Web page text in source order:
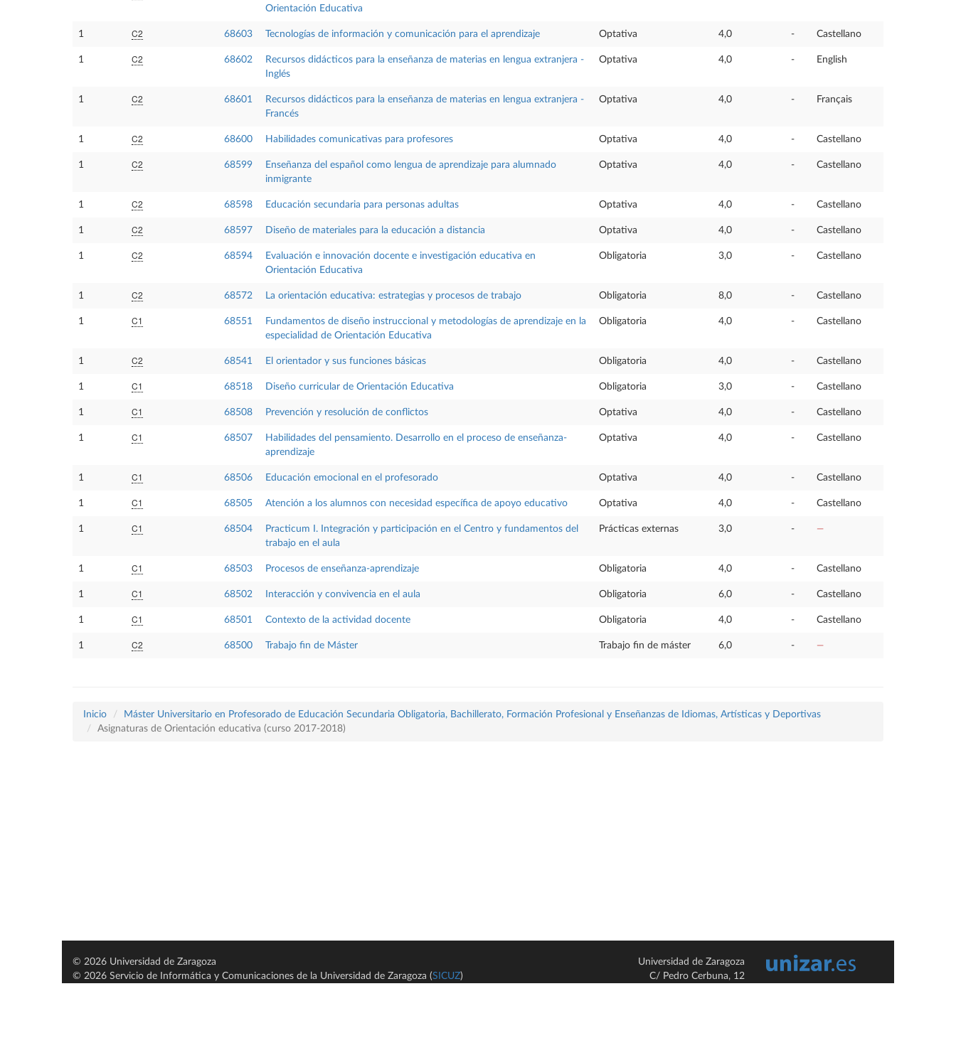
Orientación Educativa
1 C2 68603 Tecnologías de información y comunicación para el aprendizaje Optativa 4,0 - Castellano
1 C2 68602
Recursos didácticos para la enseñanza de materias en lengua extranjera -
Inglés
Optativa 4,0 - English
1 C2 68601
Recursos didácticos para la enseñanza de materias en lengua extranjera -
Francés
Optativa 4,0 - Français
1 C2 68600 Habilidades comunicativas para profesores Optativa 4,0 - Castellano
1 C2 68599
Enseñanza del español como lengua de aprendizaje para alumnado
inmigrante
Optativa 4,0 - Castellano
1 C2 68598 Educación secundaria para personas adultas Optativa 4,0 - Castellano
1 C2 68597 Diseño de materiales para la educación a distancia Optativa 4,0 - Castellano
1 C2 68594
Evaluación e innovación docente e investigación educativa en
Orientación Educativa
Obligatoria 3,0 - Castellano
1 C2 68572 La orientación educativa: estrategias y procesos de trabajo Obligatoria 8,0 - Castellano
1 C1 68551
Fundamentos de diseño instruccional y metodologías de aprendizaje en la
especialidad de Orientación Educativa
Obligatoria 4,0 - Castellano
1 C2 68541 El orientador y sus funciones básicas Obligatoria 4,0 - Castellano
1 C1 68518 Diseño curricular de Orientación Educativa Obligatoria 3,0 - Castellano
1 C1 68508 Prevención y resolución de conflictos Optativa 4,0 - Castellano
1 C1 68507
Habilidades del pensamiento. Desarrollo en el proceso de enseñanza-
aprendizaje
Optativa 4,0 - Castellano
1 C1 68506 Educación emocional en el profesorado Optativa 4,0 - Castellano
1 C1 68505 Atención a los alumnos con necesidad específica de apoyo educativo Optativa 4,0 - Castellano
1 C1 68504
Practicum I. Integración y participación en el Centro y fundamentos del
trabajo en el aula
Prácticas externas 3,0 - —
1 C1 68503 Procesos de enseñanza-aprendizaje Obligatoria 4,0 - Castellano
1 C1 68502 Interacción y convivencia en el aula Obligatoria 6,0 - Castellano
1 C1 68501 Contexto de la actividad docente Obligatoria 4,0 - Castellano
1 C2 68500 Trabajo fin de Máster Trabajo fin de máster 6,0 - —
Inicio
Máster Universitario en Profesorado de Educación Secundaria Obligatoria, Bachillerato, Formación Profesional y Enseñanzas de Idiomas, Artísticas y Deportivas
Asignaturas de Orientación educativa (curso 2017-2018)
© 2026 Universidad de Zaragoza
© 2026 Servicio de Informática y Comunicaciones de la Universidad de Zaragoza (SICUZ)
Universidad de Zaragoza
C/ Pedro Cerbuna, 12